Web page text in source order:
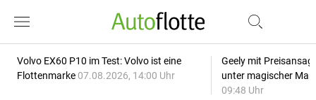
Volvo EX60 P10 im Test: Volvo ist eine
Flottenmarke 07.08.2026, 14:00 Uhr
Geely mit
unter magischer
09:48 Uhr